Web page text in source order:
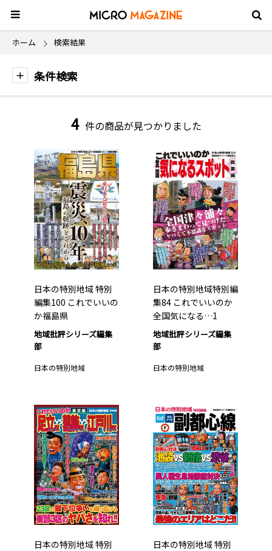
ホーム 検索結果
条件検索
4 件の商品が見つかりました
日本の特別地域 特別
編集100 これでいいの
か福島県
地域批評シリーズ編集
部
日本の特別地域
日本の特別地域特別編
集84 これでいいのか
全国気になる…1
地域批評シリーズ編集
部
日本の特別地域
日本の特別地域 特別
日本の特別地域 特別